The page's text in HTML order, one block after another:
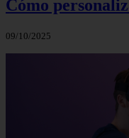
Cómo
09/10/2025